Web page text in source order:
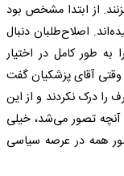
از ابتدا مشخص بود
اصلاح‌طلبان دنبال
به طور کامل در اختیار
آقای پزشکیان گفت
درک نکردند و از این
آنچه تصور می‌شد، خیلی
همه در عرصه سیاسی